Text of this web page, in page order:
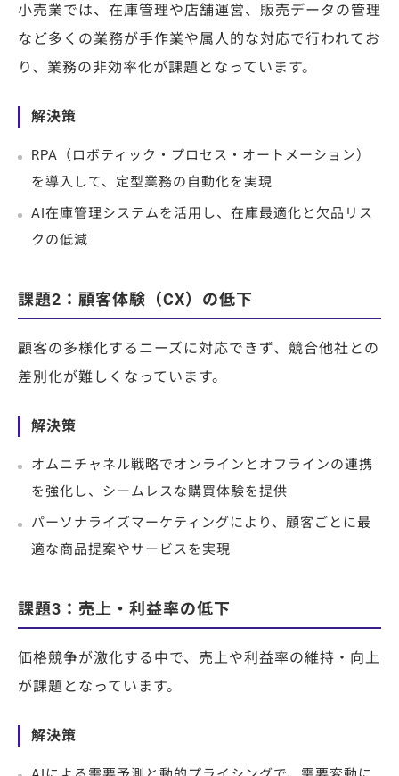
小売業では、在庫管理や店舗運営、販売データの管理
など多くの業務が手作業や属人的な対応で行われてお
り、業務の非効率化が課題となっています。
解決策
RPA（ロボティック・プロセス・オートメーション）
を導入して、定型業務の自動化を実現
AI在庫管理システムを活用し、在庫最適化と欠品リス
クの低減
課題2：顧客体験（CX）の低下
顧客の多様化するニーズに対応できず、競合他社との
差別化が難しくなっています。
解決策
オムニチャネル戦略でオンラインとオフラインの連携
を強化し、シームレスな購買体験を提供
パーソナライズマーケティングにより、顧客ごとに最
適な商品提案やサービスを実現
課題3：売上・利益率の低下
価格競争が激化する中で、売上や利益率の維持・向上
が課題となっています。
解決策